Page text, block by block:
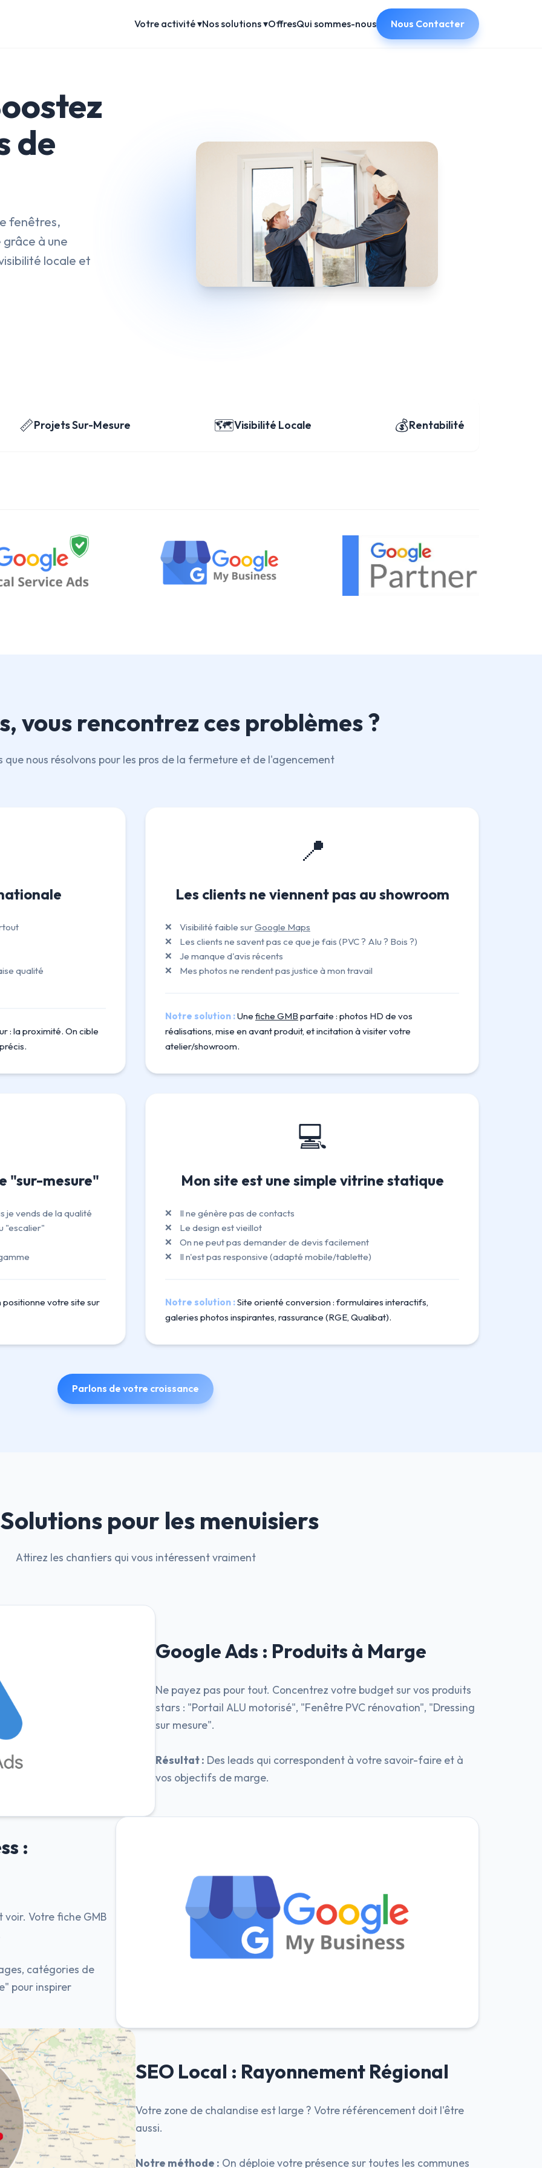
Votre activité ▾Nos solutions ▾OffresQui sommes-nous Nous Contacter
de
fenêtres,
à une
locale et
📏Projets Sur-Mesure 🗺️Visibilité Locale 💰Rentabilité
vous rencontrez ces problèmes ?
que nous résolvons pour les pros de la fermeture et de l'agencement
qualité
: la proximité. On cible
📍
Les clients ne viennent pas au showroom
Visibilité faible surGoogle Maps
Les clients ne savent pas ce que je fais (PVC ? Alu ? Bois ?)
Je manque d'avis récents
Mes photos ne rendent pas justice à mon travail
Notre solution :Une fiche GMB parfaite : photos HD de vos
réalisations, mise en avant produit, et incitation à visiter votre
atelier/showroom.
"sur-mesure"
je vends de la qualité
"escalier"
votre site sur
💻
Mon site est une simple vitrine statique
Il ne génère pas de contacts
Le design est vieillot
On ne peut pas demander de devis facilement
Il n'est pas responsive (adapté mobile/tablette)
Notre solution :Site orienté conversion : formulaires interactifs,
galeries photos inspirantes, rassurance (RGE, Qualibat).
Parlons de votre croissance
pour les menuisiers
Attirez les chantiers qui vous intéressent vraiment
Google Ads : Produits à Marge
Ne payez pas pour tout. Concentrez votre budget sur vos produits
stars : "Portail ALU motorisé", "Fenêtre PVC rénovation", "Dressing
sur mesure".
Résultat : Des leads qui correspondent à votre savoir-faire et à
vos objectifs de marge.
:
Votre fiche GMB
catégories de
pour inspirer
SEO Local : Rayonnement Régional
Votre zone de chalandise est large ? Votre référencement doit l'être
aussi.
Notre méthode : On déploie votre présence sur toutes les communes